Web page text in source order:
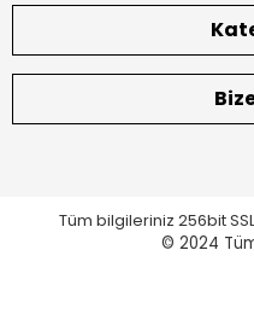
Tüm bilgileriniz 256bit
© 2024